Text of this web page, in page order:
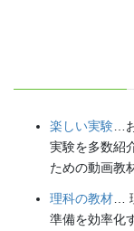
楽しい実験…
実験を多数紹
ための動画教
理科の教材…
準備を効率化